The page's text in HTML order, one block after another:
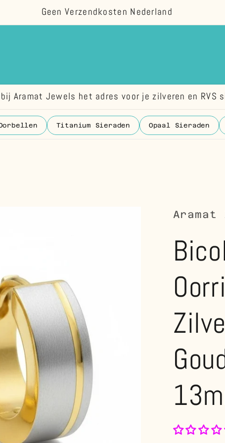
Geen Verzendkosten Nederland
Aramat Jewels het adres voor je zilveren en RVS
Titanium Sieraden Opaal Sieraden
Aramat